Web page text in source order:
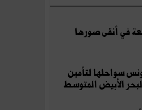
في أنقى صورها
سواحلها لتأمين
الأبيض المتوسط